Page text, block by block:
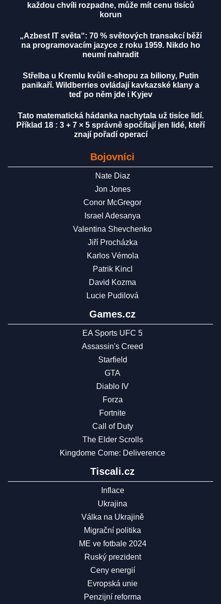
každou chvíli rozpadne, může mít cenu tisíců
korun
„Azbest IT světa“: 70 % světových transakcí běží
na programovacím jazyce z roku 1959. Nikdo ho
neumí nahradit
Střelba u Kremlu kvůli e-shopu za biliony, Putin
panikaří. Wildberries ovládají kavkazské klany a
teď po něm jde i Kyjev
Tato matematická hádanka nachytala už tisíce lidí.
Příklad 18 : 3 + 7 × 5 správně spočítají jen lidé, kteří
znají pořadí operací
Bojovníci
Nate Diaz
Jon Jones
Conor McGregor
Israel Adesanya
Valentina Shevchenko
Jiří Procházka
Karlos Vémola
Patrik Kincl
David Kozma
Lucie Pudilová
Games.cz
EA Sports UFC 5
Assassin's Creed
Starfield
GTA
Diablo IV
Forza
Fortnite
Call of Duty
The Elder Scrolls
Kingdome Come: Deliverence
Tiscali.cz
Inflace
Ukrajina
Válka na Ukrajině
Migrační politika
ME ve fotbale 2024
Ruský prezident
Ceny energií
Evropská unie
Penzijní reforma